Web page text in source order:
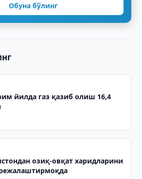
Обуна бўлинг
йилда газ қазиб олиш 16,4
озиқ-овқат харидларини